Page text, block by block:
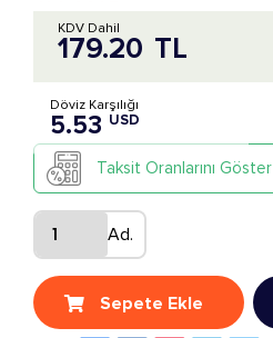
179.20 TL
KDV Dahil
Döviz Karşılığı
5.53 USD
Taksit Oranlarını Göster
Ad.
Sepete Ekle